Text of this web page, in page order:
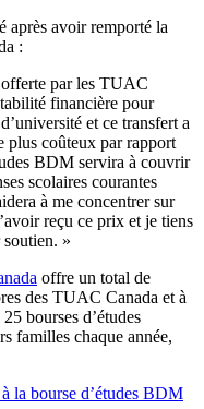
après avoir remporté la
:
offerte par les TUAC
financière pour
et ce transfert a
plus coûteux par rapport
BDM servira à couvrir
scolaires courantes
à me concentrer sur
reçu ce prix et je tiens
»
offre un total de
des TUAC Canada et à
bourses d’études
familles chaque année,
la bourse d’études BDM